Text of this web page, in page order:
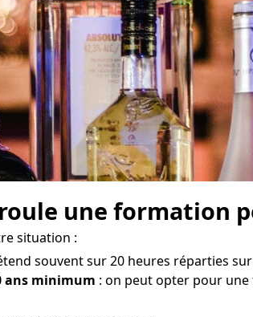
une formation
situation :
souvent sur 20 heures réparties
ans minimum : on peut opter pour